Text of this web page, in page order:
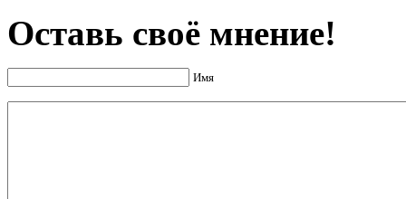
Оставь своё мнение!
Имя